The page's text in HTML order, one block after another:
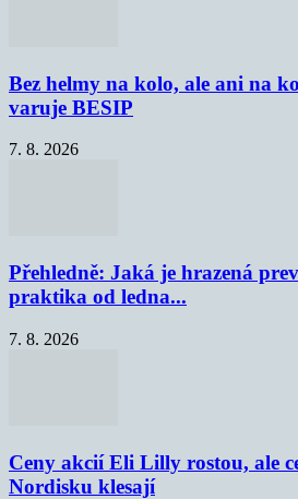
Bez helmy na kolo, ale ani na
varuje BESIP
7. 8. 2026
Přehledně: Jaká je hrazená
praktika od ledna...
7. 8. 2026
Ceny akcií Eli Lilly rostou, ale
Nordisku klesají